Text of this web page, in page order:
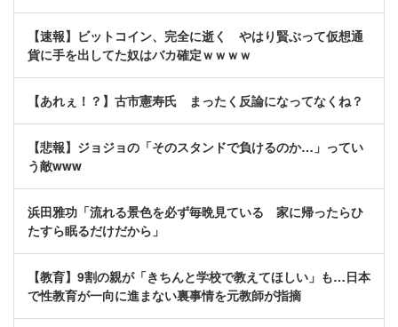
【速報】ビットコイン、完全に逝く やはり賢ぶって仮想通
貨に手を出してた奴はバカ確定ｗｗｗｗ
【あれぇ！？】古市憲寿氏 まったく反論になってなくね？
【悲報】ジョジョの「そのスタンドで負けるのか…」ってい
う敵www
浜田雅功「流れる景色を必ず毎晩見ている 家に帰ったらひ
たすら眠るだけだから」
【教育】9割の親が「きちんと学校で教えてほしい」も…日本
で性教育が一向に進まない裏事情を元教師が指摘